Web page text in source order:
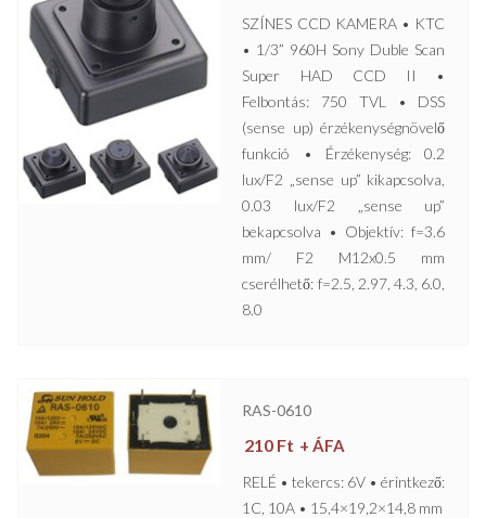
SZÍNES CCD KAMERA • KTC
• 1/3” 960H Sony Duble Scan
Super HAD CCD II •
Felbontás: 750 TVL • DSS
(sense up) érzékenységnövelő
funkció • Érzékenység: 0.2
lux/F2 „sense up” kikapcsolva,
0.03 lux/F2 „sense up”
bekapcsolva • Objektív: f=3.6
mm/ F2 M12x0.5 mm
cserélhető: f=2.5, 2.97, 4.3, 6.0,
8.0
RAS-0610
210 Ft + ÁFA
RELÉ • tekercs: 6V • érintkező:
1C, 10A • 15,4×19,2×14,8 mm